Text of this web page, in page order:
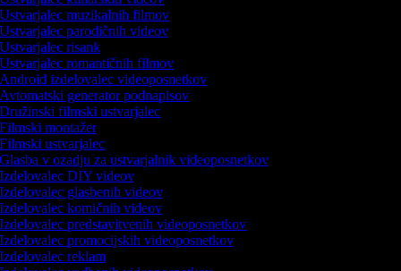
muzikalnih filmov
parodičnih videov
risank
romantičnih filmov
izdelovalec videoposnetkov
generator podnapisov
filmski ustvarjalec
montažer
ustvarjalec
v ozadju za ustvarjalnik videoposnetkov
DIY videov
glasbenih videov
komičnih videov
predstavitvenih videoposnetkov
promocijskih videoposnetkov
reklam